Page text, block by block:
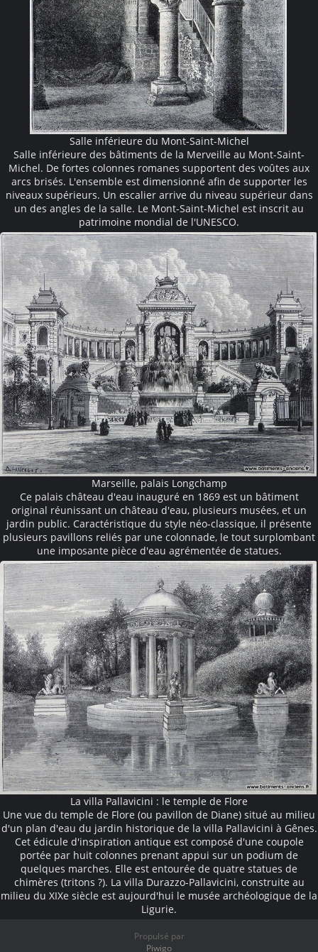
Salle inférieure du Mont-Saint-Michel
Salle inférieure des bâtiments de la Merveille au Mont-Saint-
Michel. De fortes colonnes romanes supportent des voûtes aux
arcs brisés. L'ensemble est dimensionné afin de supporter les
niveaux supérieurs. Un escalier arrive du niveau supérieur dans
un des angles de la salle. Le Mont-Saint-Michel est inscrit au
patrimoine mondial de l'UNESCO.
Marseille, palais Longchamp
Ce palais château d'eau inauguré en 1869 est un bâtiment
original réunissant un château d'eau, plusieurs musées, et un
jardin public. Caractéristique du style néo-classique, il présente
plusieurs pavillons reliés par une colonnade, le tout surplombant
une imposante pièce d'eau agrémentée de statues.
La villa Pallavicini : le temple de Flore
Une vue du temple de Flore (ou pavillon de Diane) situé au milieu
d'un plan d'eau du jardin historique de la villa Pallavicini à Gênes.
Cet édicule d'inspiration antique est composé d'une coupole
portée par huit colonnes prenant appui sur un podium de
quelques marches. Elle est entourée de quatre statues de
chimères (tritons ?). La villa Durazzo-Pallavicini, construite au
milieu du XIXe siècle est aujourd'hui le musée archéologique de la
Ligurie.
Propulsé par
Piwigo